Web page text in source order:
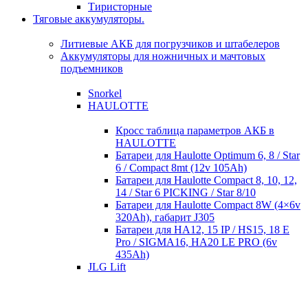
Тиристорные
Тяговые аккумуляторы.
Литиевые АКБ для погрузчиков и штабелеров
Аккумуляторы для ножничных и мачтовых
подъемников
Snorkel
HAULOTTE
Кросc таблица параметров АКБ в
HAULOTTE
Батареи для Haulotte Optimum 6, 8 / Star
6 / Compact 8mt (12v 105Ah)
Батареи для Haulotte Compact 8, 10, 12,
14 / Star 6 PICKING / Star 8/10
Батареи для Haulotte Compact 8W (4×6v
320Ah), габарит J305
Батареи для HA12, 15 IP / HS15, 18 E
Pro / SIGMA16, HA20 LE PRO (6v
435Ah)
JLG Lift